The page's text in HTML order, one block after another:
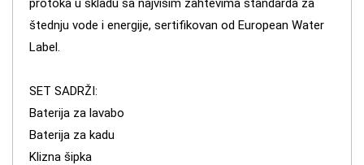
protoka u skladu sa najvišim zahtevima standarda za
štednju vode i energije, sertifikovan od European Water
Label.
SET SADRŽI:
Baterija za lavabo
Baterija za kadu
Klizna šipka